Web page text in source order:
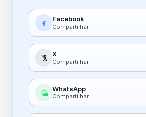
Facebook
Compartilhar
X
Compartilhar
WhatsApp
Compartilhar